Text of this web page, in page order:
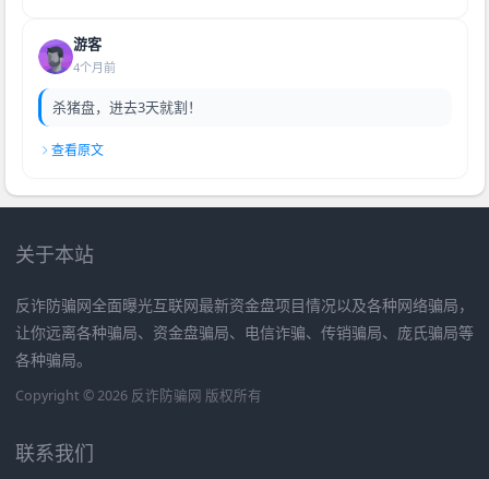
游客
4个月前
杀猪盘，进去3天就割！
查看原文
关于本站
反诈防骗网全面曝光互联网最新资金盘项目情况以及各种网络骗局，
让你远离各种骗局、资金盘骗局、电信诈骗、传销骗局、庞氏骗局等
各种骗局。
Copyright © 2026 反诈防骗网 版权所有
联系我们